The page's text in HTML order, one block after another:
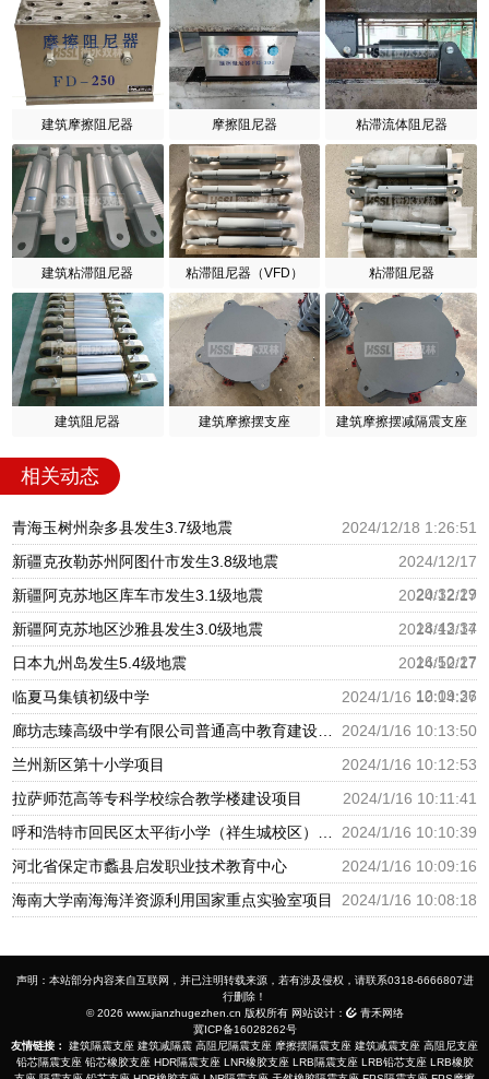
建筑摩擦阻尼器 摩擦阻尼器 粘滞流体阻尼器
建筑粘滞阻尼器 粘滞阻尼器（VFD） 粘滞阻尼器
建筑阻尼器 建筑摩擦摆支座 建筑摩擦摆减隔震支座
相关动态
青海玉树州杂多县发生3.7级地震
2024/12/18 1:26:51
新疆克孜勒苏州阿图什市发生3.8级地震
2024/12/17
20:32:29
新疆阿克苏地区库车市发生3.1级地震
2024/12/17
18:43:34
新疆阿克苏地区沙雅县发生3.0级地震
2024/12/17
16:50:27
日本九州岛发生5.4级地震
2024/12/17
12:09:36
临夏马集镇初级中学
2024/1/16 10:14:27
廊坊志臻高级中学有限公司普通高中教育建设项目 2024/1/16 10:13:50
兰州新区第十小学项目
2024/1/16 10:12:53
拉萨师范高等专科学校综合教学楼建设项目
2024/1/16 10:11:41
呼和浩特市回民区太平街小学（祥生城校区）建设项目 2024/1/16 10:10:39
河北省保定市蠡县启发职业技术教育中心
2024/1/16 10:09:16
海南大学南海海洋资源利用国家重点实验室项目
2024/1/16 10:08:18
声明：本站部分内容来自互联网，并已注明转载来源，若有涉及侵权，请联系0318-6666807进
行删除！
© 2026 www.jianzhugezhen.cn 版权所有 网站设计：
青禾网络
冀ICP备16028262号
友情链接：
建筑隔震支座 建筑减隔震 高阻尼隔震支座 摩擦摆隔震支座 建筑减震支座 高阻尼支座
铅芯隔震支座 铅芯橡胶支座 HDR隔震支座 LNR橡胶支座 LRB隔震支座 LRB铅芯支座 LRB橡胶